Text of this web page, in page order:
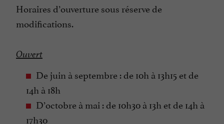
Horaires d’ouverture sous réserve de
modifications.
Ouvert
De juin à septembre : de 10h à 13h15 et de
14h à 18h
D’octobre à mai : de 10h30 à 13h et de 14h à
17h30